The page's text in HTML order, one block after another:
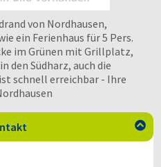
von Nordhausen,
ein Ferienhaus für 5 Pers.
im Grünen mit Grillplatz,
den Südharz, auch die
schnell erreichbar - Ihre
